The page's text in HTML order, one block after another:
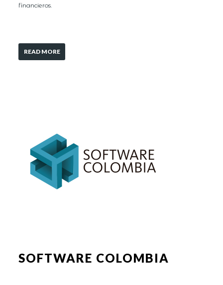
financieros.
READ MORE
SOFTWARE COLOMBIA